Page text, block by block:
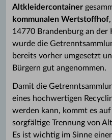
Altkleidercontainer
kommunalen Wertstoffhof,
14770 Brandenburg an der
wurde die
bereits vorher umgesetzt
Bürgern gut angenommen.
Damit die
eines hochwertigen
werden kann, kommt es
sorgfältige Trennung von
Es ist wichtig im Sinne